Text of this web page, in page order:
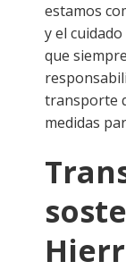
estamos
y el
que
transporte
medidas